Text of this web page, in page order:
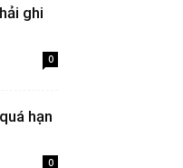
ghi
0
hạn
0